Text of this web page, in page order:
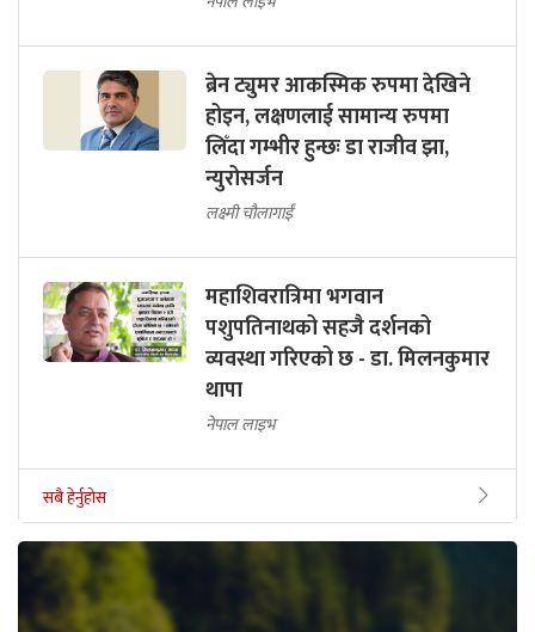
ब्रेन ट्युमर आकस्मिक रुपमा देखिने
होइन, लक्षणलाई सामान्य रुपमा
लिँदा गम्भीर हुन्छः डा राजीव झा,
न्युरोसर्जन
लक्ष्मी चौलागाईं
महाशिवरात्रिमा भगवान
पशुपतिनाथको सहजै दर्शनको
व्यवस्था गरिएको छ - डा. मिलनकुमार
थापा
नेपाल लाइभ
सबै हेर्नुहोस